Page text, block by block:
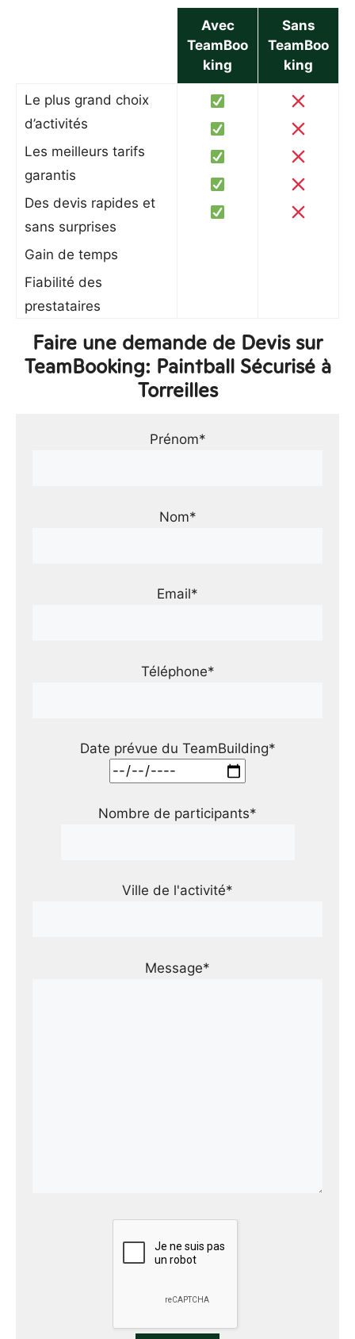
Avec
TeamBoo
king
Sans
TeamBoo
king
Le plus grand choix
d’activités
Les meilleurs tarifs
garantis
Des devis rapides et
sans surprises
Gain de temps
Fiabilité des
prestataires
Faire une demande de Devis sur
TeamBooking: Paintball Sécurisé à
Torreilles
Prénom*
Nom*
Email*
Téléphone*
Date prévue du TeamBuilding*
Nombre de participants*
Ville de l'activité*
Message*